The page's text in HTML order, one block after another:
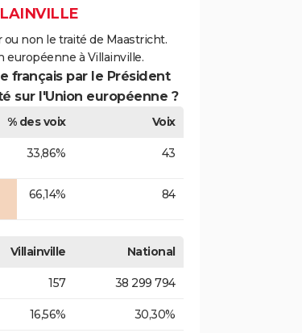
ou non le traité de Maastricht.
européenne à Villainville.
français par le Président
sur l'Union européenne ?
% des voix
Voix
33,86% 43
66,14% 84
Villainville National
157 38 299 794
16,56% 30,30%